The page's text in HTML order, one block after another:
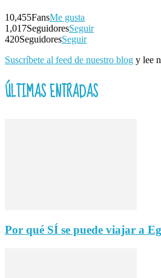
10,455FansMe gusta
1,017SeguidoresSeguir
420SeguidoresSeguir
Suscríbete al feed de nuestro blog y lee
ÚLTIMAS ENTRADAS
Por qué SÍ se puede viajar a